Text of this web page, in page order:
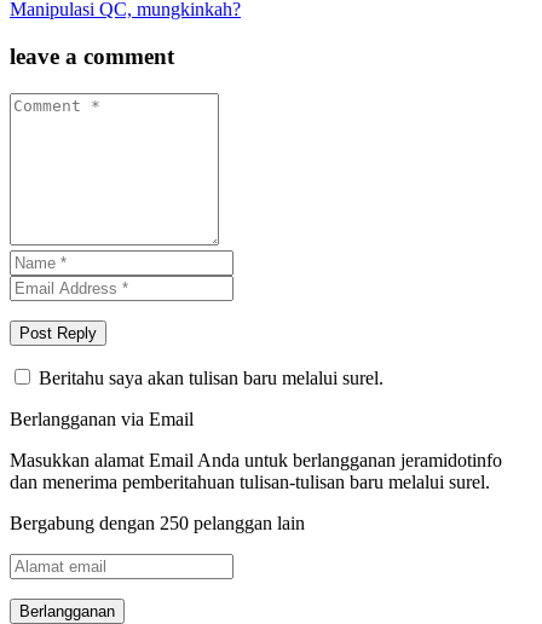
Manipulasi QC, mungkinkah?
leave a comment
Beritahu saya akan tulisan baru melalui surel.
Berlangganan via Email
Masukkan alamat Email Anda untuk berlangganan jeramidotinfo
dan menerima pemberitahuan tulisan-tulisan baru melalui surel.
Bergabung dengan 250 pelanggan lain
Alamat
email